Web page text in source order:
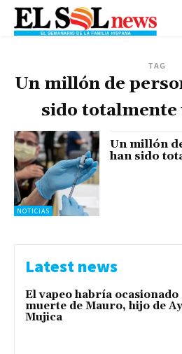
TAG
Un millón de
sido totalmente
NOTICIAS
Un millón
han sido
Latest news
El vapeo habría ocasionado
muerte de Mauro, hijo de
Mujica